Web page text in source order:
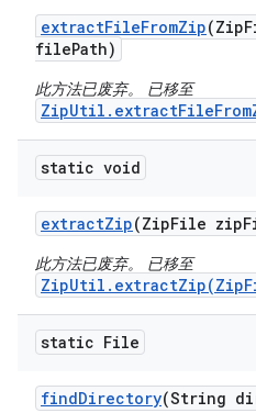
extractFileFromZip(Zip
filePath)
此方法已废弃。 已移至
static void
extractZip(ZipFile zip
此方法已废弃。 已移至
static File
findDirectory(String